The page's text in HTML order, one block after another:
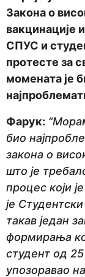
Закона о
вакцинације
СПУС и
протесте за
момената је
Фарук:
био
закона о
што је
процес који
је
такав један
формирања
студент од
упозоравао